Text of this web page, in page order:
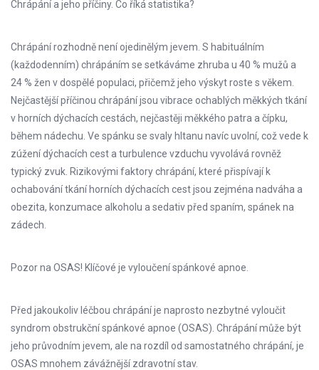
Chrápání a jeho příčiny. Co říká statistika?
Chrápání rozhodně není ojedinělým jevem. S habituálním
(každodenním) chrápáním se setkáváme zhruba u 40 % mužů a
24 % žen v dospělé populaci, přičemž jeho výskyt roste s věkem.
Nejčastější příčinou chrápání jsou vibrace ochablých měkkých tkání
v horních dýchacích cestách, nejčastěji měkkého patra a čípku,
během nádechu. Ve spánku se svaly hltanu navíc uvolní, což vede k
zúžení dýchacích cest a turbulence vzduchu vyvolává rovněž
typický zvuk. Rizikovými faktory chrápání, které přispívají k
ochabování tkání horních dýchacích cest jsou zejména nadváha a
obezita, konzumace alkoholu a sedativ před spaním, spánek na
zádech.
Pozor na OSAS! Klíčové je vyloučení spánkové apnoe.
Před jakoukoliv léčbou chrápání je naprosto nezbytné vyloučit
syndrom obstrukční spánkové apnoe (OSAS). Chrápání může být
jeho průvodním jevem, ale na rozdíl od samostatného chrápání, je
OSAS mnohem závážnější zdravotní stav.